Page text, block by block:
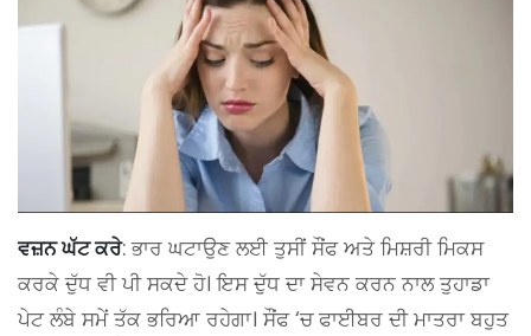
ਵਜ਼ਨ ਘੱਟ ਕਰੇ: ਭਾਰ ਘਟਾਉਣ ਲਈ ਤੁਸੀਂ ਸੌਂਫ ਅਤੇ ਮਿਸ਼ਰੀ ਮਿਕਸ
ਕਰਕੇ ਦੁੱਧ ਵੀ ਪੀ ਸਕਦੇ ਹੋ। ਇਸ ਦੁੱਧ ਦਾ ਸੇਵਨ ਕਰਨ ਨਾਲ ਤੁਹਾਡਾ
ਪੇਟ ਲੰਬੇ ਸਮੇਂ ਤੱਕ ਭਰਿਆ ਰਹੇਗਾ। ਸੌਂਫ ‘ਚ ਫਾਈਬਰ ਦੀ ਮਾਤਰਾ ਬਹੁਤ